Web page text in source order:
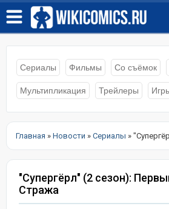
Сериалы Фильмы Со съёмок
Мультипликация Трейлеры
Главная » Новости » Сериалы » "Супергёрл" (2
"Супергёрл" (2 сезон):
Стража